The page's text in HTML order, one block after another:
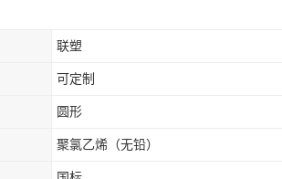
联塑
可定制
圆形
聚氯乙烯（无铅）